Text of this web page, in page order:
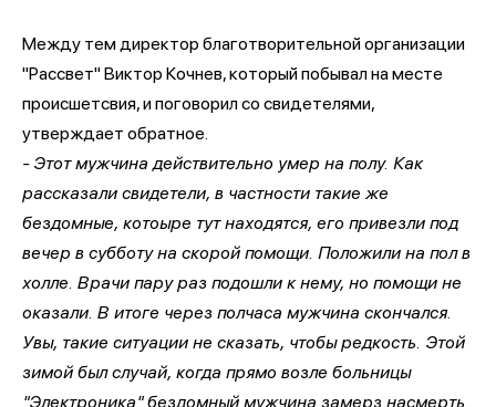
Между тем директор благотворительной организации
"Рассвет" Виктор Кочнев, который побывал на месте
происшетсвия, и поговорил со свидетелями,
утверждает обратное.
- Этот мужчина действительно умер на полу. Как
рассказали свидетели, в частности такие же
бездомные, котоыре тут находятся, его привезли под
вечер в субботу на скорой помощи. Положили на пол в
холле. Врачи пару раз подошли к нему, но помощи не
оказали. В итоге через полчаса мужчина скончался.
Увы, такие ситуации не сказать, чтобы редкость. Этой
зимой был случай, когда прямо возле больницы
"Электроника" бездомный мужчина замерз насмерть.